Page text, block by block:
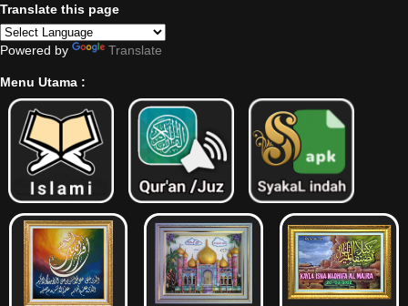
Translate this page
Powered by Translate
Menu Utama :